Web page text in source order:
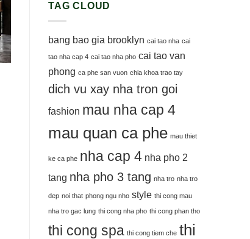
TAG CLOUD
bang bao gia brooklyn cai tao nha cai
tao nha cap 4 cai tao nha pho cai tao van
phong ca phe san vuon chia khoa trao tay
dich vu xay nha tron goi
fashion mau nha cap 4
mau quan ca phe mau thiet
ke ca phe nha cap 4 nha pho 2
tang nha pho 3 tang nha tro nha tro
dep noi that phong ngu nho style thi cong mau
nha tro gac lung thi cong nha pho thi cong phan tho
thi cong spa thi cong tiem che thi